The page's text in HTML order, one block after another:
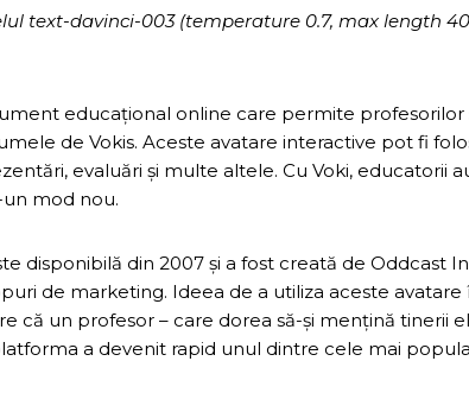
text-davinci-003 (temperature 0.7, max length
educațional online care permite
de Vokis. Aceste avatare interactive pot fi
evaluări și multe altele. Cu Voki, educatorii
mod nou.
disponibilă din 2007 și a fost creată de Oddcast
de marketing. Ideea de a utiliza aceste
că un profesor – care dorea să-și mențină
a devenit rapid unul dintre cele mai